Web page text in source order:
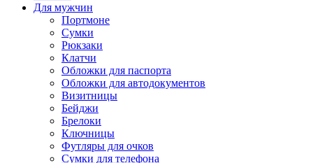
Для мужчин
Портмоне
Сумки
Рюкзаки
Клатчи
Обложки для паспорта
Обложки для автодокументов
Визитницы
Бейджи
Брелоки
Ключницы
Футляры для очков
Сумки для телефона